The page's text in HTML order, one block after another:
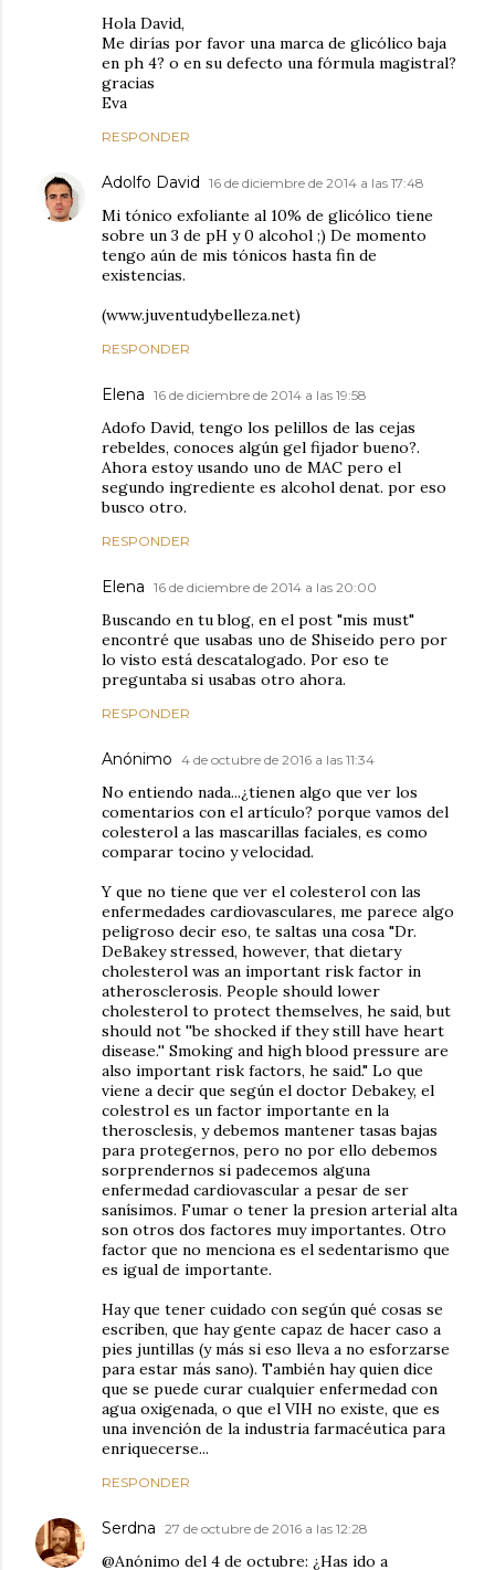
Hola David,
Me dirías por favor una marca de glicólico baja
en ph 4? o en su defecto una fórmula magistral?
gracias
Eva
RESPONDER
Adolfo David 16 de diciembre de 2014 a las 17:48
Mi tónico exfoliante al 10% de glicólico tiene
sobre un 3 de pH y 0 alcohol ;) De momento
tengo aún de mis tónicos hasta fin de
existencias.
(www.juventudybelleza.net)
RESPONDER
Elena 16 de diciembre de 2014 a las 19:58
Adofo David, tengo los pelillos de las cejas
rebeldes, conoces algún gel fijador bueno?.
Ahora estoy usando uno de MAC pero el
segundo ingrediente es alcohol denat. por eso
busco otro.
RESPONDER
Elena 16 de diciembre de 2014 a las 20:00
Buscando en tu blog, en el post "mis must"
encontré que usabas uno de Shiseido pero por
lo visto está descatalogado. Por eso te
preguntaba si usabas otro ahora.
RESPONDER
Anónimo 4 de octubre de 2016 a las 11:34
No entiendo nada...¿tienen algo que ver los
comentarios con el artículo? porque vamos del
colesterol a las mascarillas faciales, es como
comparar tocino y velocidad.
Y que no tiene que ver el colesterol con las
enfermedades cardiovasculares, me parece algo
peligroso decir eso, te saltas una cosa "Dr.
DeBakey stressed, however, that dietary
cholesterol was an important risk factor in
atherosclerosis. People should lower
cholesterol to protect themselves, he said, but
should not ''be shocked if they still have heart
disease.'' Smoking and high blood pressure are
also important risk factors, he said." Lo que
viene a decir que según el doctor Debakey, el
colestrol es un factor importante en la
therosclesis, y debemos mantener tasas bajas
para protegernos, pero no por ello debemos
sorprendernos si padecemos alguna
enfermedad cardiovascular a pesar de ser
sanísimos. Fumar o tener la presion arterial alta
son otros dos factores muy importantes. Otro
factor que no menciona es el sedentarismo que
es igual de importante.
Hay que tener cuidado con según qué cosas se
escriben, que hay gente capaz de hacer caso a
pies juntillas (y más si eso lleva a no esforzarse
para estar más sano). También hay quien dice
que se puede curar cualquier enfermedad con
agua oxigenada, o que el VIH no existe, que es
una invención de la industria farmacéutica para
enriquecerse...
RESPONDER
Serdna 27 de octubre de 2016 a las 12:28
@Anónimo del 4 de octubre: ¿Has ido a